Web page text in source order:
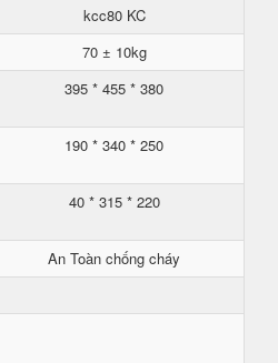
kcc80 KC
70 ± 10kg
395 * 455 * 380
190 * 340 * 250
40 * 315 * 220
An Toàn chống cháy